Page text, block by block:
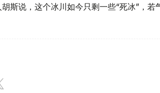
斯说，这个冰川如今只剩一些“死冰”，